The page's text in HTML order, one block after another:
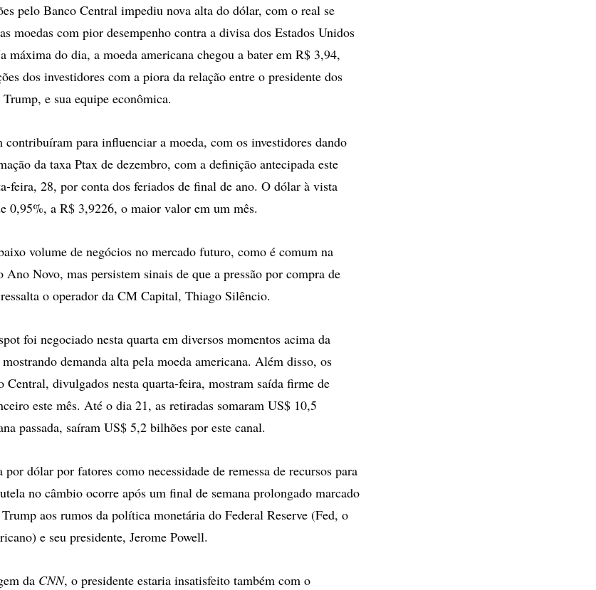
pelo Banco Central impediu nova alta do dólar, com o real se
moedas com pior desempenho contra a divisa dos Estados Unidos
máxima do dia, a moeda americana chegou a bater em R$ 3,94,
dos investidores com a piora da relação entre o presidente dos
e sua equipe econômica.
contribuíram para influenciar a moeda, com os investidores dando
da taxa Ptax de dezembro, com a definição antecipada este
feira, 28, por conta dos feriados de final de ano. O dólar à vista
0,95%, a R$ 3,9226, o maior valor em um mês.
volume de negócios no mercado futuro, como é comum na
Ano Novo, mas persistem sinais de que a pressão por compra de
o operador da CM Capital, Thiago Silêncio.
foi negociado nesta quarta em diversos momentos acima da
demanda alta pela moeda americana. Além disso, os
Central, divulgados nesta quarta-feira, mostram saída firme de
este mês. Até o dia 21, as retiradas somaram US$ 10,5
passada, saíram US$ 5,2 bilhões por este canal.
dólar por fatores como necessidade de remessa de recursos para
no câmbio ocorre após um final de semana prolongado marcado
aos rumos da política monetária do Federal Reserve (Fed, o
e seu presidente, Jerome Powell.
da CNN, o presidente estaria insatisfeito também com o